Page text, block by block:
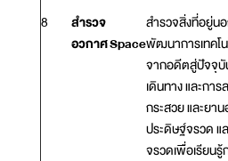
8
สำรวจ
อวกาศ Space
สำรวจสิ่งที่อยู่น
พัฒนาการเทคโ
จากอดีตสู่ปัจจุบั
เดินทาง และกา
กระสวย และยา
ประดิษฐ์จรวด แ
จรวดเพื่อเรียนรู้